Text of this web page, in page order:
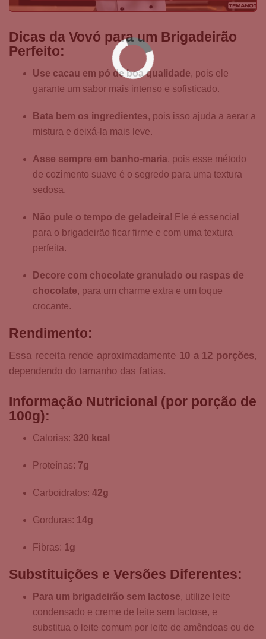
Dicas da Vovó para um Brigadeirão
Perfeito:
Use cacau em pó de boa qualidade, pois ele
garante um sabor mais intenso e sofisticado.
Bata bem os ingredientes, pois isso ajuda a aerar a
mistura e deixá-la mais leve.
Asse sempre em banho-maria, pois esse método
de cozimento suave é o segredo para uma textura
sedosa.
Não pule o tempo de geladeira! Ele é essencial
para o brigadeirão ficar firme e com uma textura
perfeita.
Decore com chocolate granulado ou raspas de
chocolate, para um charme extra e um toque
crocante.
Rendimento:
Essa receita rende aproximadamente 10 a 12 porções,
dependendo do tamanho das fatias.
Informação Nutricional (por porção de
100g):
Calorias: 320 kcal
Proteínas: 7g
Carboidratos: 42g
Gorduras: 14g
Fibras: 1g
Substituições e Versões Diferentes:
Para um brigadeirão sem lactose, utilize leite
condensado e creme de leite sem lactose, e
substitua o leite comum por leite de amêndoas ou de